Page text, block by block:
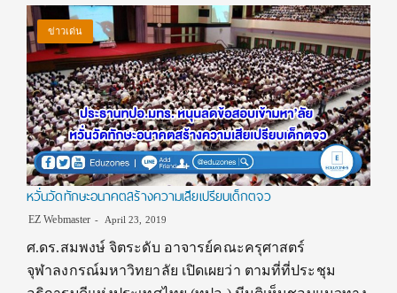
ข่าวเด่น
หวั่นวัดทักษะอนาคตสร้างความเสียเปรียบเด็กตจว
EZ Webmaster April 23, 2019
ศ.ดร.สมพงษ์ จิตระดับ อาจารย์คณะครุศาสตร์
จุฬาลงกรณ์มหาวิทยาลัย เปิดเผยว่า ตามที่ที่ประชุม